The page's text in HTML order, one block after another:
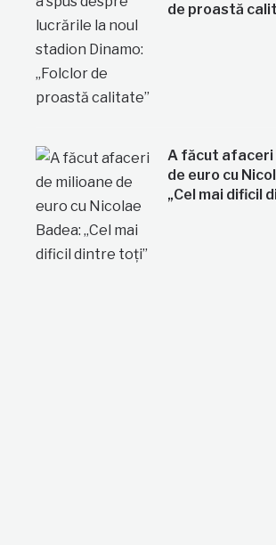
de proastă
A făcut afaceri
de euro cu
„Cel mai dificil